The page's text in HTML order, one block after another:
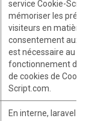
service Cookie-
mémoriser les
visiteurs en matière
consentement aux
est nécessaire au
fonctionnement de
de cookies de
Script.com.
En interne, laravel